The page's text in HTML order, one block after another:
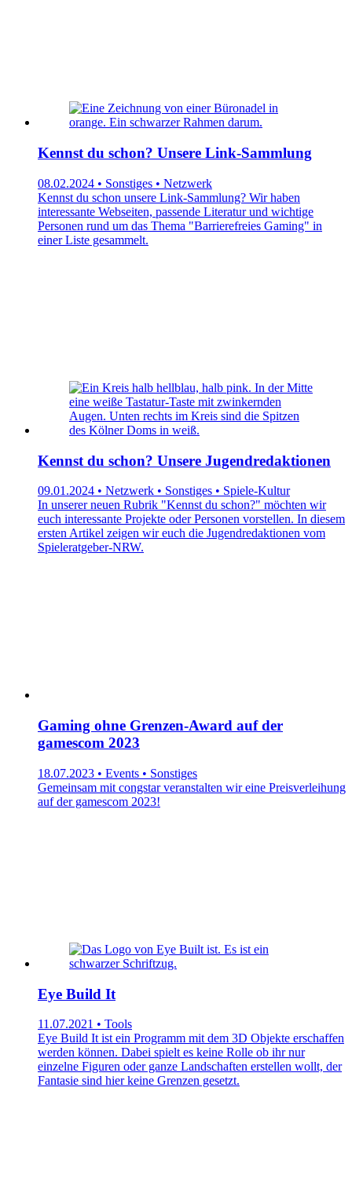
Kennst du schon? Unsere Link-Sammlung
08.02.2024 • Sonstiges • Netzwerk
Kennst du schon unsere Link-Sammlung? Wir haben
interessante Webseiten, passende Literatur und wichtige
Personen rund um das Thema "Barrierefreies Gaming" in
einer Liste gesammelt.
Kennst du schon? Unsere Jugendredaktionen
09.01.2024 • Netzwerk • Sonstiges • Spiele-Kultur
In unserer neuen Rubrik "Kennst du schon?" möchten wir
euch interessante Projekte oder Personen vorstellen. In diesem
ersten Artikel zeigen wir euch die Jugendredaktionen vom
Spieleratgeber-NRW.
Gaming ohne Grenzen-Award auf der
gamescom 2023
18.07.2023 • Events • Sonstiges
Gemeinsam mit congstar veranstalten wir eine Preisverleihung
auf der gamescom 2023!
Eye Build It
11.07.2021 • Tools
Eye Build It ist ein Programm mit dem 3D Objekte erschaffen
werden können. Dabei spielt es keine Rolle ob ihr nur
einzelne Figuren oder ganze Landschaften erstellen wollt, der
Fantasie sind hier keine Grenzen gesetzt.